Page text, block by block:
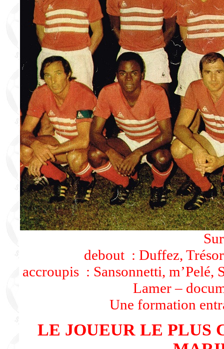
debout : Duffez,
accroupis : Sansonnetti,
Lamer –
Une formation
LE JOUEUR LE PLUS